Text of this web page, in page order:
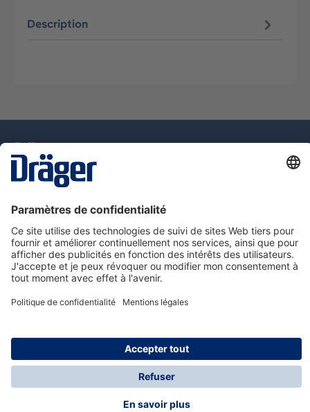
Description
pour la vie
Assistance téléphonique
A propos de Dräger
Information
© Dräger Suisse SA, 2025
* Tous les prix s'entendent hors taxe sur la valeur
ajoutée, plus les frais d'expédition, sauf indication